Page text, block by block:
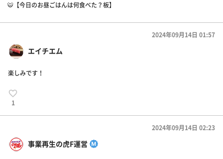
🐯【今日のお昼ごはんは何食べた？板】
エイチエム
2024年09月14日 01:57
楽しみです！
1
事業再生の虎F運営
2024年09月14日 02:23